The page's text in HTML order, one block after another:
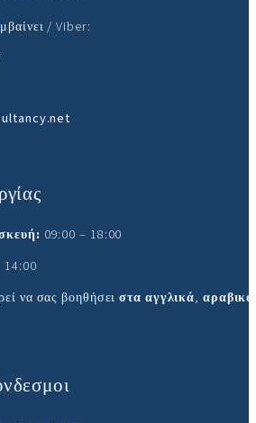
/ Viber:
09:00 – 18:00
14:00
να σας βοηθήσειστα αγγλικά, αραβικά